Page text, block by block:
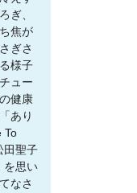
ぎ、
焦が
ぎさ
様子
ュー
健康
あり
To
田聖子
を思い
なさ